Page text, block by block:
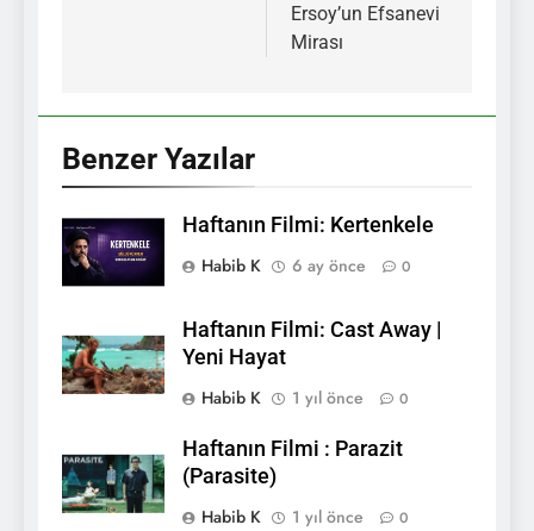
Ersoy’un Efsanevi
Mirası
Benzer Yazılar
Haftanın Filmi: Kertenkele
Habib K
6 ay önce 0
Haftanın Filmi: Cast Away |
Yeni Hayat
Habib K
1 yıl önce 0
Haftanın Filmi : Parazit
(Parasite)
Habib K
1 yıl önce 0